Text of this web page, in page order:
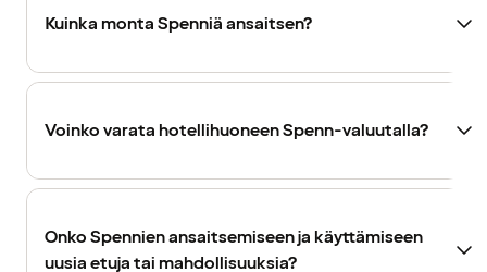
Kuinka monta Spenniä ansaitsen?
Voinko varata hotellihuoneen Spenn-valuutalla?
Onko Spennien ansaitsemiseen ja käyttämiseen
uusia etuja tai mahdollisuuksia?